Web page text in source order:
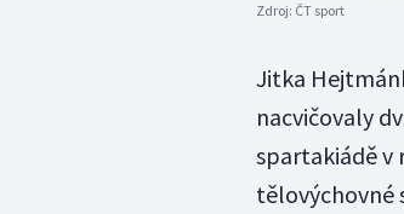
Zdroj: ČT sport
Jitka
nacvičovaly
spartakiádě v
tělovýchovné